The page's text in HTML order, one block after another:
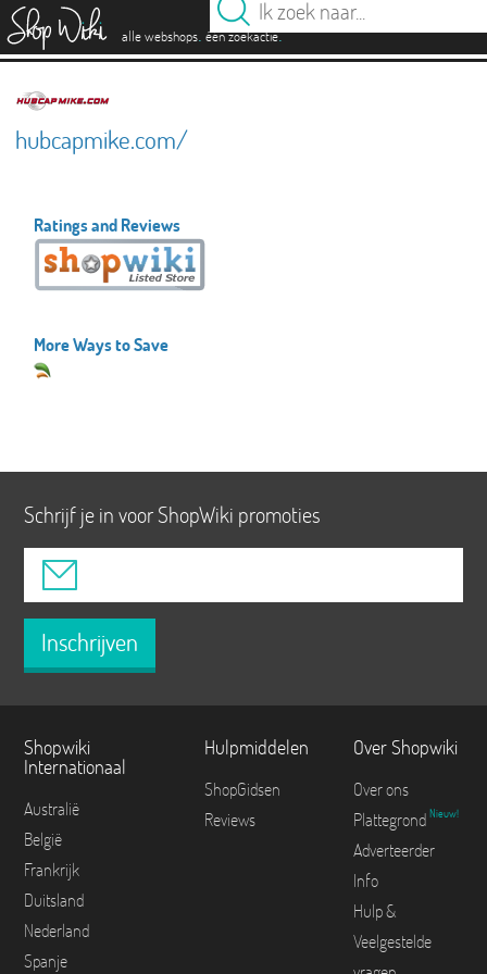
alle webshops. één zoekactie.
hubcapmike.com/
Ratings and Reviews
More Ways to Save
Schrijf je in voor ShopWiki promoties
Inschrijven
Shopwiki
Internationaal
Australië
België
Frankrijk
Duitsland
Nederland
Spanje
Hulpmiddelen
ShopGidsen
Reviews
Over Shopwiki
Over ons
Plattegrond Nieuw!
Adverteerder
Info
Hulp &
Veelgestelde